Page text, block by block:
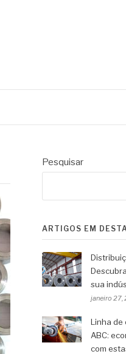
Pesquisar
ARTIGOS EM
sua
janeiro 27,
Linha de
ABC:
com